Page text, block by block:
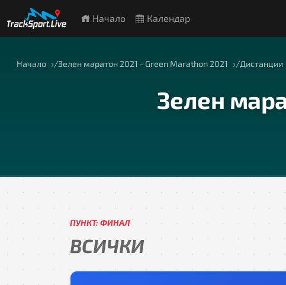
Начало Календар
Начало Зелен маратон 2021 - Green Marathon 2021 Дистанции
Зелен
ПУНКТ: ФИНАЛ
ВСИЧКИ